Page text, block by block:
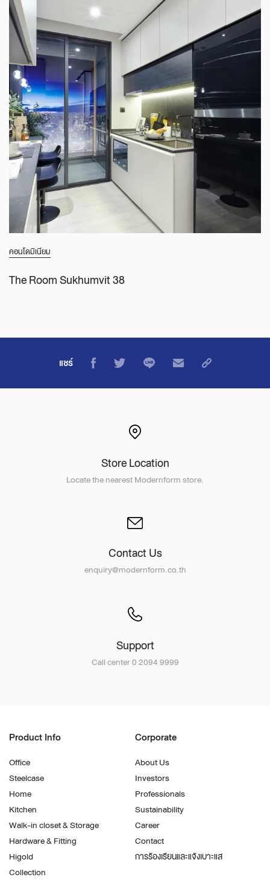
คอนโดมิเนียม
The Room Sukhumvit 38
แชร์
Store Location
Locate the nearest Modernform store.
Contact Us
enquiry@modernform.co.th
Support
Call center 0 2094 9999
Product Info
Office
Steelcase
Home
Kitchen
Walk-in closet & Storage
Hardware & Fitting
Higold
Collection
Corporate
About Us
Investors
Professionals
Sustainability
Career
Contact
การร้องเรียนและแจ้งเบาะแส